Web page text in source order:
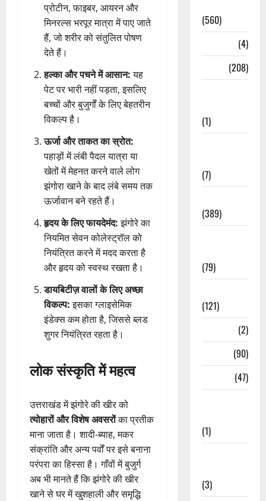
प्रोटीन, फाइबर, आयरन और
मिनरल्स भरपूर मात्रा में पाए जाते
हैं, जो शरीर को संतुलित पोषण
देते हैं।
हल्का और पचने में आसान:यह
पेट पर भारी नहीं पड़ता, इसलिए
बच्चों और बुजुर्गों के लिए बेहतरीन
विकल्प है।
ऊर्जा और ताकत का स्रोत:
पहाड़ों में लंबी पैदल यात्रा या
खेतों में मेहनत करने वाले लोग
झंगोरा खाने के बाद लंबे समय तक
ऊर्जावान बने रहते हैं।
हृदय के लिए फायदेमंद:झंगोरे का
नियमित सेवन कोलेस्ट्रॉल को
नियंत्रित करने में मदद करता है
और हृदय को स्वस्थ रखता है।
डायबिटीज़ वालों के लिए अच्छा
विकल्प:इसका ग्लाइसेमिक
इंडेक्स कम होता है, जिससे ब्लड
शुगर नियंत्रित रहता है।
लोक संस्कृति में महत्व
उत्तराखंड में झंगोरे की खीर को
त्योहारों और विशेष अवसरोंका प्रतीक
माना जाता है। शादी-ब्याह, मकर
संक्रांति और अन्य पर्वों पर इसे बनाना
परंपरा का हिस्सा है। गाँवों में बुजुर्ग
अब भी मानते हैं कि झंगोरे की खीर
खाने से घर में खुशहाली और समृद्धि
(560)
(4)
(208)
(1)
(7)
(389)
(79)
(121)
(2)
(90)
(47)
(1)
(3)